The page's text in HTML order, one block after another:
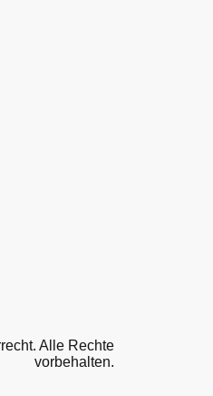
Alle Rechte
vorbehalten.